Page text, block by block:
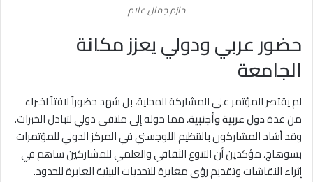
حازم جمال علام
حضور عربي ودولي يعزز مكانة
الجامعة
لم يقتصر المؤتمر على المشاركة المحلية، بل شهد حضوراً لافتاً لخبراء
من عدةدول عربية وأجنبية، مما حوله إلى ملتقى دولي لتبادل الخبرات.
وقد أشاد المشاركون بالتنظيم اللوجستي في المركز الدولي للمؤتمرات
بسوهاج، مؤكدين أن التنوع الثقافي والعلمي للمشاركين ساهم في
إثراء النقاشات وتقديم رؤى مغايرة للتحديات البيئية العابرة للحدود.